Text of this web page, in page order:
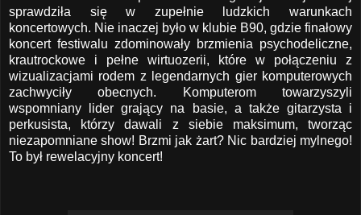
sprawdziła się w zupełnie ludzkich warunkach
koncertowych. Nie inaczej było w klubie B90, gdzie finałowy
koncert festiwalu zdominowały brzmienia psychodeliczne,
krautrockowe i pełne wirtuozerii, które w połączeniu z
wizualizacjami rodem z legendarnych gier komputerowych
zachwyciły obecnych. Komputerom towarzyszyli
wspomniany lider grający na basie, a także gitarzysta i
perkusista, którzy dawali z siebie maksimum, tworząc
niezapomniane show! Brzmi jak żart? Nic bardziej mylnego!
To był rewelacyjny koncert!